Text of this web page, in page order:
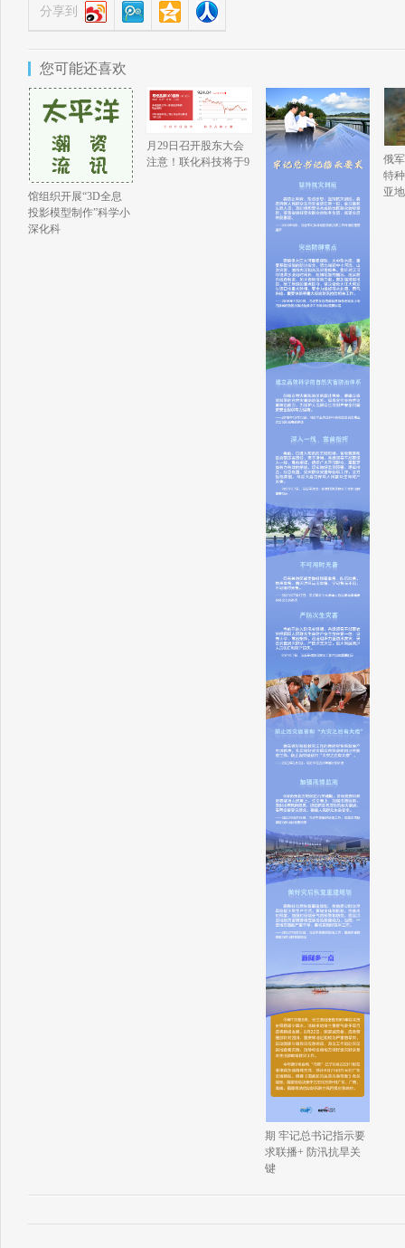
分享到
您可能还喜欢
馆组织开展“3D全息
投影模型制作”科学小
深化科
月29日召开股东大会
注意！联化科技将于9
期 牢记总书记指示要
求联播+ 防汛抗旱关
键
俄
特
亚